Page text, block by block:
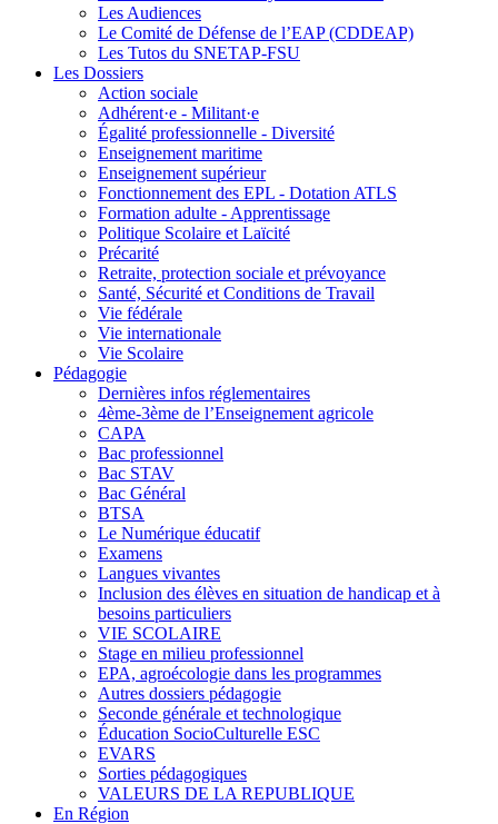
Les Audiences
Le Comité de Défense de l’EAP (CDDEAP)
Les Tutos du SNETAP-FSU
Les Dossiers
Action sociale
Adhérent·e - Militant·e
Égalité professionnelle - Diversité
Enseignement maritime
Enseignement supérieur
Fonctionnement des EPL - Dotation ATLS
Formation adulte - Apprentissage
Politique Scolaire et Laïcité
Précarité
Retraite, protection sociale et prévoyance
Santé, Sécurité et Conditions de Travail
Vie fédérale
Vie internationale
Vie Scolaire
Pédagogie
Dernières infos réglementaires
4ème-3ème de l’Enseignement agricole
CAPA
Bac professionnel
Bac STAV
Bac Général
BTSA
Le Numérique éducatif
Examens
Langues vivantes
Inclusion des élèves en situation de handicap et à
besoins particuliers
VIE SCOLAIRE
Stage en milieu professionnel
EPA, agroécologie dans les programmes
Autres dossiers pédagogie
Seconde générale et technologique
Éducation SocioCulturelle ESC
EVARS
Sorties pédagogiques
VALEURS DE LA REPUBLIQUE
En Région